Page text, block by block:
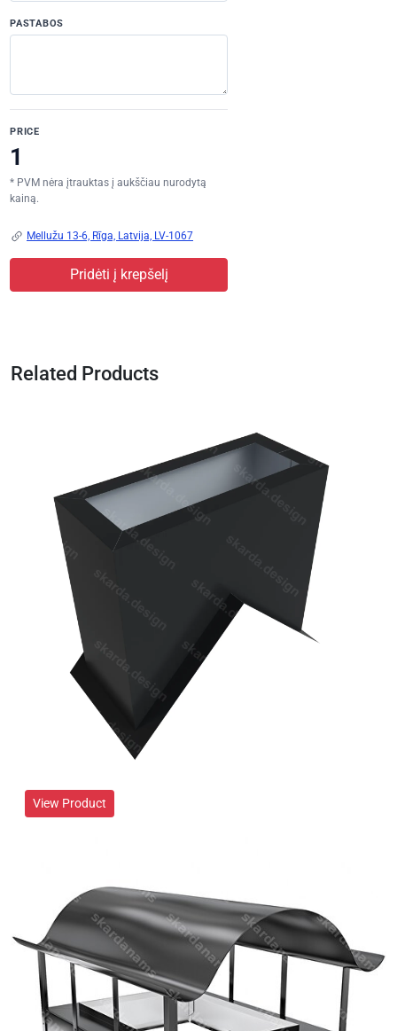
PASTABOS
PRICE
* PVM nėra įtrauktas į aukščiau nurodytą
kainą.
Mellužu 13-6, Rīga, Latvija, LV-1067
Pridėti į krepšelį
Related Products
View Product